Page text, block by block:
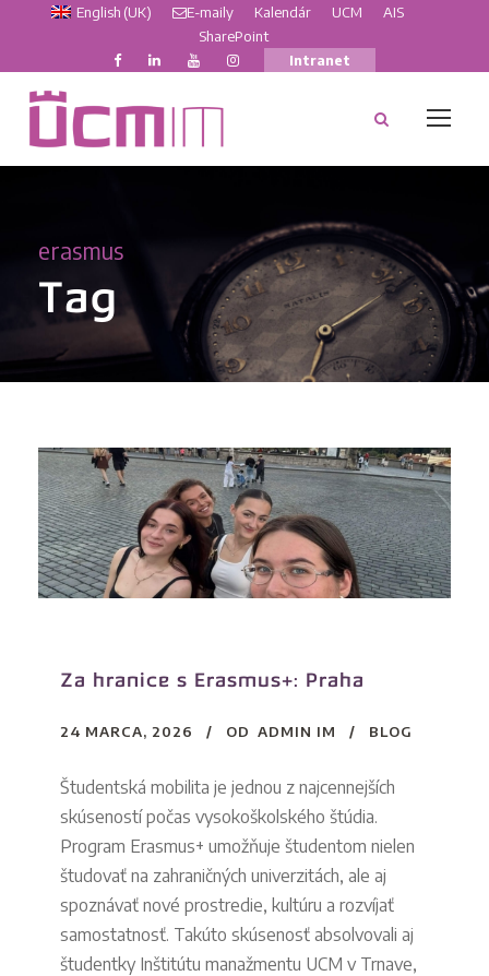
English (UK) E-maily Kalendár UCM
AIS
SharePoint
Intranet
erasmus
Tag
Za hranice s Erasmus+: Praha
24 MARCA, 2026 OD ADMIN IM BLOG
Študentská mobilita je jednou z najcennejších
skúseností počas vysokoškolského štúdia.
Program Erasmus+ umožňuje študentom nielen
študovať na zahraničných univerzitách, ale aj
spoznávať nové prostredie, kultúru a rozvíjať
samostatnosť. Takúto skúsenosť absolvovali aj
študentky Inštitútu manažmentu UCM v Trnave,